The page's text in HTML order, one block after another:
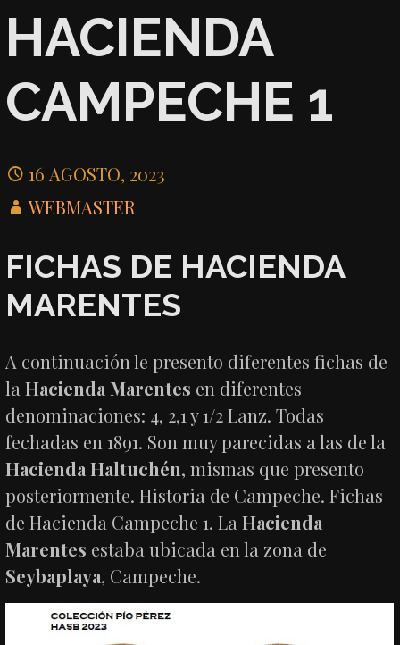
HACIENDA
CAMPECHE 1
16 AGOSTO, 2023
WEBMASTER
FICHAS DE HACIENDA
MARENTES
A continuación le presento diferentes fichas de
laHacienda Marentes en diferentes
denominaciones: 4, 2,1 y 1/2 Lanz. Todas
fechadas en 1891. Son muy parecidas a las de la
Hacienda Haltuchén, mismas que presento
posteriormente. Historia de Campeche. Fichas
de Hacienda Campeche 1. LaHacienda
Marentes estaba ubicada en la zona de
Seybaplaya, Campeche.